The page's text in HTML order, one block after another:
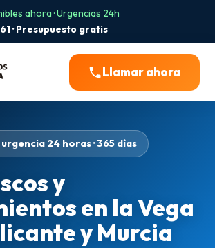
ahora · Urgencias 24h
· Presupuesto gratis
Llamar ahora
24 horas · 365 días
y
en la Vega
y Murcia